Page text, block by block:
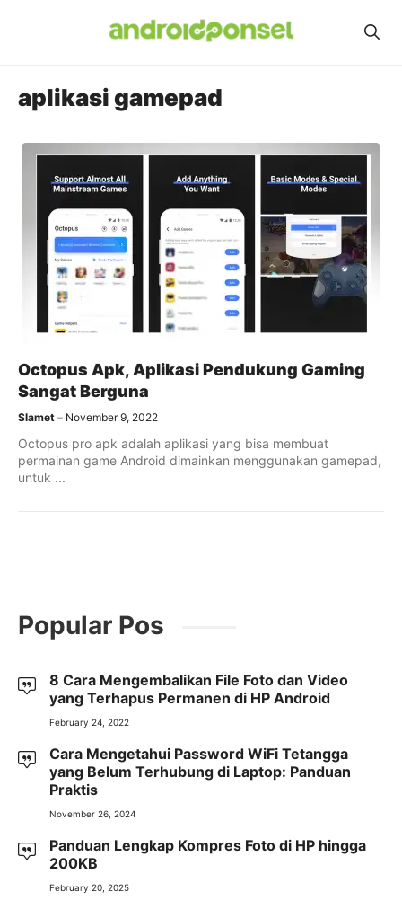
aplikasi gamepad
Octopus Apk, Aplikasi Pendukung Gaming
Sangat Berguna
Slamet November 9, 2022
Octopus pro apk adalah aplikasi yang bisa membuat
permainan game Android dimainkan menggunakan gamepad,
untuk ...
Popular Pos
8 Cara Mengembalikan File Foto dan Video
yang Terhapus Permanen di HP Android
February 24, 2022
Cara Mengetahui Password WiFi Tetangga
yang Belum Terhubung di Laptop: Panduan
Praktis
November 26, 2024
Panduan Lengkap Kompres Foto di HP hingga
200KB
February 20, 2025